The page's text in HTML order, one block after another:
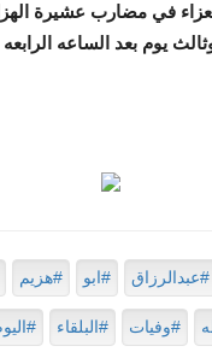
في مضارب عشيرة
يوم بعد الساعه
#عبدالرزاق #ابو #هزيم
#وفيات #البلقاء